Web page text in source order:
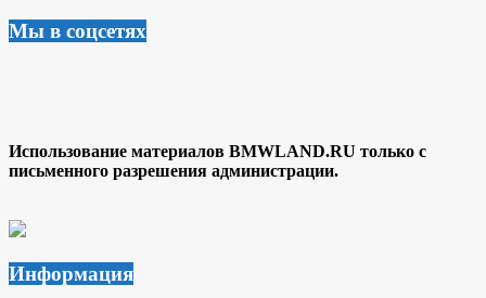
Мы в соцсетях
Использование материалов BMWLAND.RU только с
письменного разрешения администрации.
Информация